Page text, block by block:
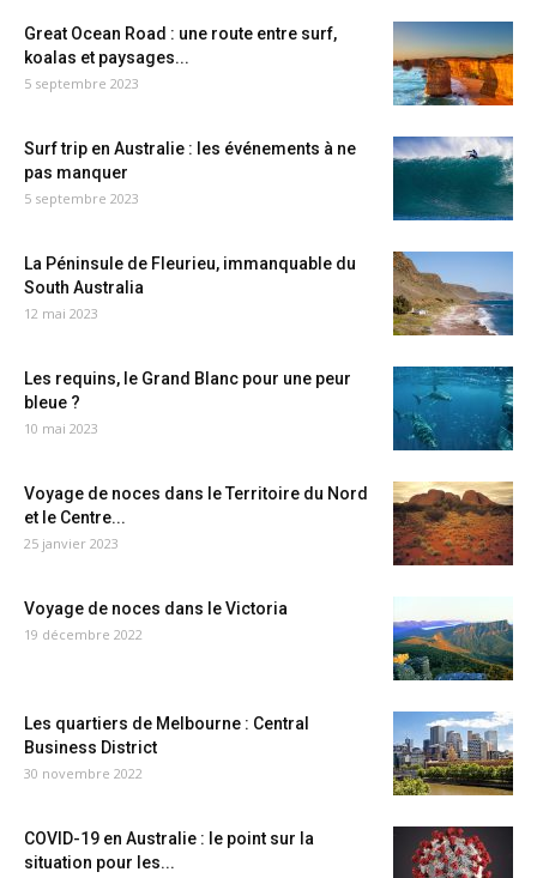
Great Ocean Road : une route entre surf,
koalas et paysages...
5 septembre 2023
Surf trip en Australie : les événements à ne
pas manquer
5 septembre 2023
La Péninsule de Fleurieu, immanquable du
South Australia
12 mai 2023
Les requins, le Grand Blanc pour une peur
bleue ?
10 mai 2023
Voyage de noces dans le Territoire du Nord
et le Centre...
25 janvier 2023
Voyage de noces dans le Victoria
19 décembre 2022
Les quartiers de Melbourne : Central
Business District
30 novembre 2022
COVID-19 en Australie : le point sur la
situation pour les...